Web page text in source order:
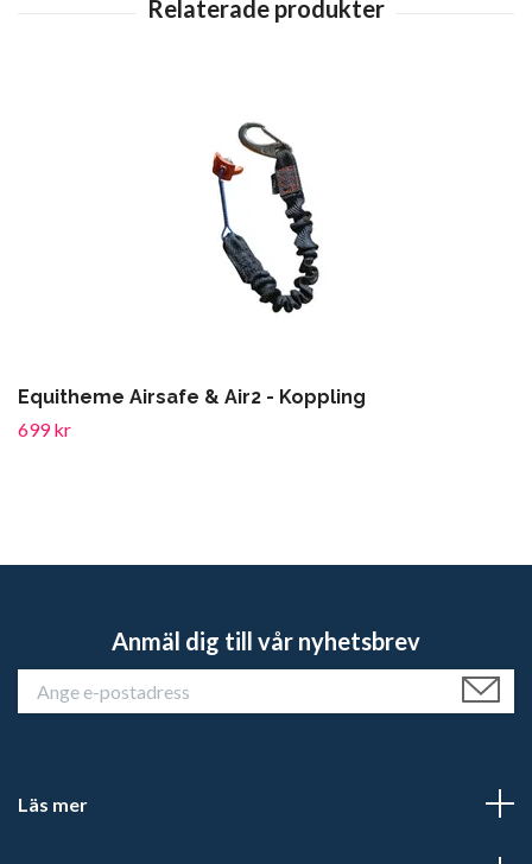
Equitheme Airsafe & Air2 - Koppling
699 kr
Anmäl dig till vår nyhetsbrev
Läs mer